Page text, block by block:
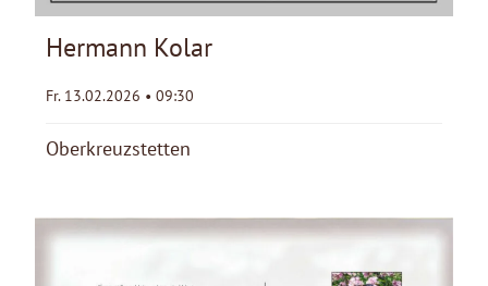
Hermann Kolar
Fr. 13.02.2026 • 09:30
Oberkreuzstetten